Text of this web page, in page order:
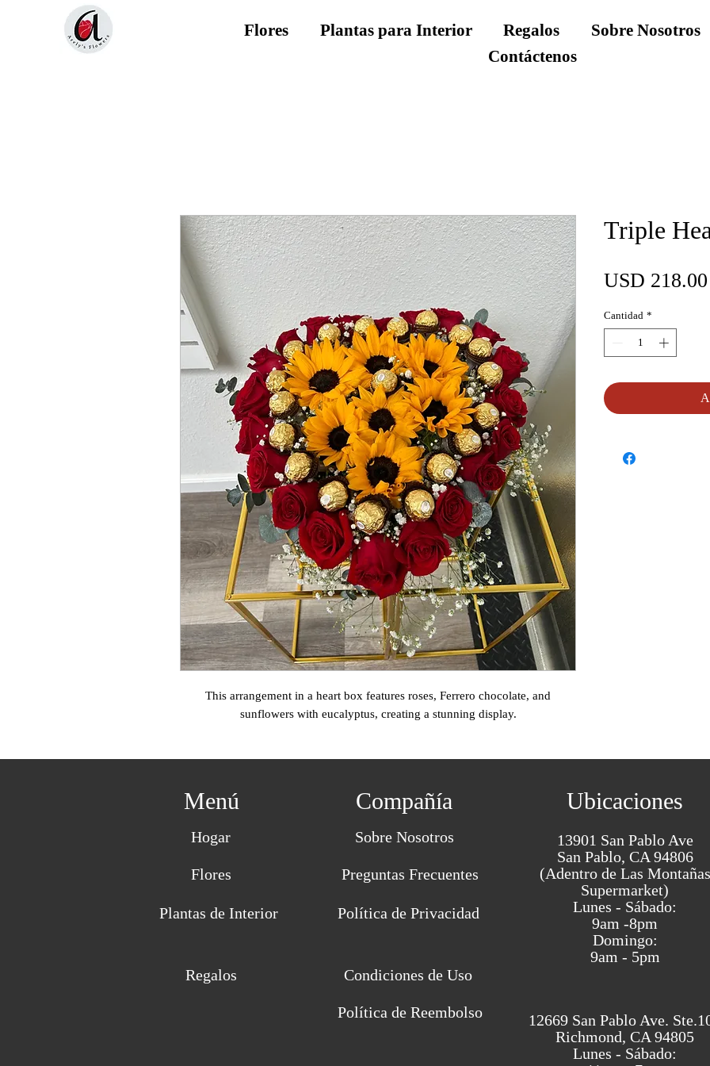
Flores Plantas para Interior Regalos Sobre Nosotros
Contáctenos
This arrangement in a heart box features roses, Ferrero chocolate, and
sunflowers with eucalyptus, creating a stunning display.
Triple
USD 218.00
Cantidad *
Menú
Hogar
Flores
Plantas de Interior
Regalos
Compañía
Sobre Nosotros
Preguntas Frecuentes
Política de Privacidad
Condiciones de Uso
Política de Reembolso
Ubicaciones
13901 San Pablo Ave
San Pablo, CA 94806
(Adentro de Las Montañas
Supermarket)
Lunes - Sábado:
9am -8pm
Domingo:
9am - 5pm
12669 San Pablo Ave.
Richmond, CA 94805
Lunes - Sábado: